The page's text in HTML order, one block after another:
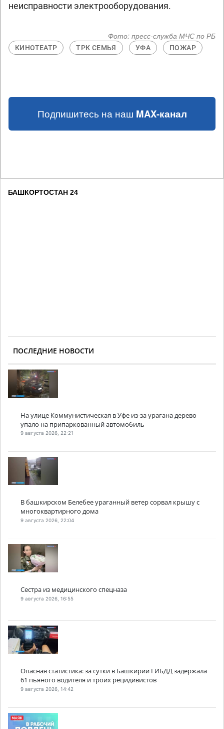
неисправности электрооборудования.
Фото: пресс-служба МЧС по РБ
КИНОТЕАТР ТРК СЕМЬЯ УФА ПОЖАР
Подпишитесь на наш MAX-канал
БАШКОРТОСТАН 24
ПОСЛЕДНИЕ НОВОСТИ
На улице Коммунистическая в Уфе из-за урагана дерево
упало на припаркованный автомобиль
9 августа 2026, 22:21
В башкирском Белебее ураганный ветер сорвал крышу с
многоквартирного дома
9 августа 2026, 22:04
Сестра из медицинского спецназа
9 августа 2026, 16:55
Опасная статистика: за сутки в Башкирии ГИБДД задержала
61 пьяного водителя и троих рецидивистов
9 августа 2026, 14:42